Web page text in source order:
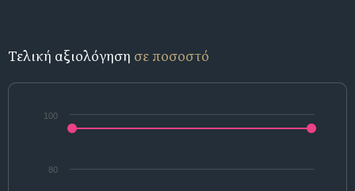
Τελική αξιολόγηση σε ποσοστό
80
100